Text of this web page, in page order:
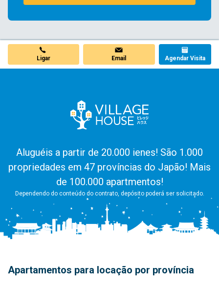
Ligar Email Agendar Visita
Aluguéis a partir de 20.000 ienes! São 1.000
propriedades em 47 províncias do Japão! Mais
de 100.000 apartmentos!
Dependendo do conteúdo do contrato, depósito poderá ser solicitado.
Apartamentos para locação por província